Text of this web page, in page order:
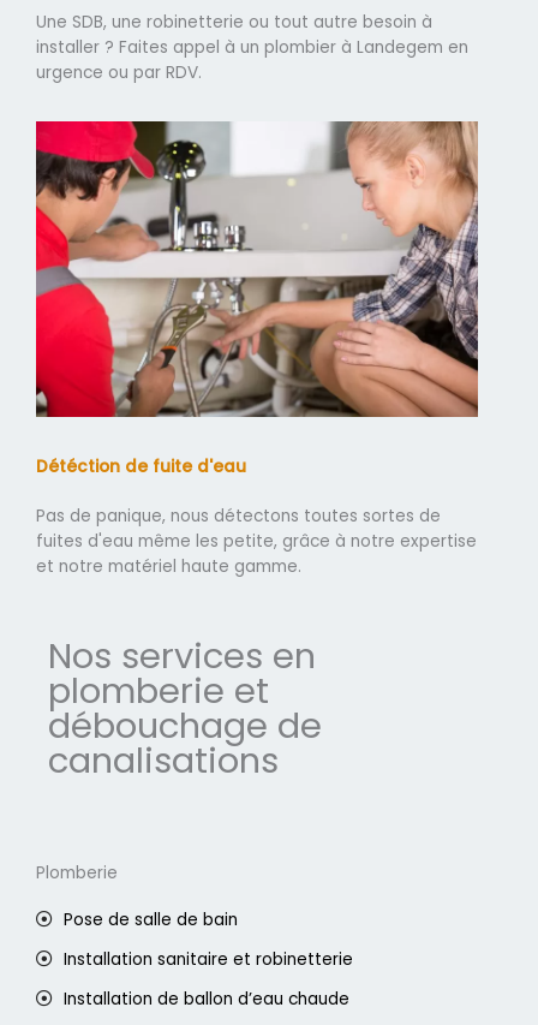
Une SDB, une robinetterie ou tout autre besoin à
installer ? Faites appel à un plombier à Landegem en
urgence ou par RDV.
Détéction de fuite d'eau
Pas de panique, nous détectons toutes sortes de
fuites d'eau même les petite, grâce à notre expertise
et notre matériel haute gamme.
Nos services en
plomberie et
débouchage de
canalisations
Plomberie
Pose de salle de bain
Installation sanitaire et robinetterie
Installation de ballon d’eau chaude